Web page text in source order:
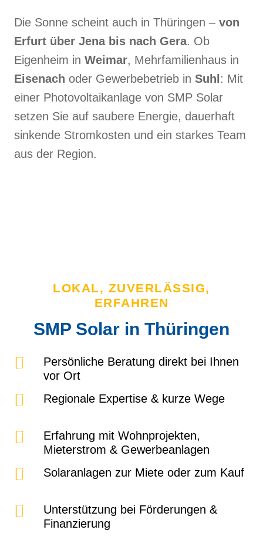
Die Sonne scheint auch in Thüringen – von
Erfurt über Jena bis nach Gera. Ob
Eigenheim in Weimar, Mehrfamilienhaus in
Eisenach oder Gewerbebetrieb in Suhl : Mit
einer Photovoltaikanlage von SMP Solar
setzen Sie auf saubere Energie, dauerhaft
sinkende Stromkosten und ein starkes Team
aus der Region.
LOKAL, ZUVERLÄSSIG,
ERFAHREN
SMP Solar in Thüringen
Persönliche Beratung direkt bei Ihnen
vor Ort
Regionale Expertise & kurze Wege
Erfahrung mit Wohnprojekten,
Mieterstrom & Gewerbeanlagen
Solaranlagen zur Miete oder zum Kauf
Unterstützung bei Förderungen &
Finanzierung